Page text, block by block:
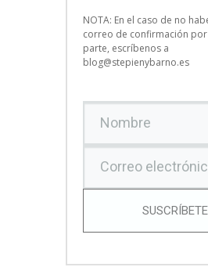
NOTA: En el caso de no
correo de confirmación
parte, escríbenos a
blog@stepienybarno.es
SUSCRÍBETE